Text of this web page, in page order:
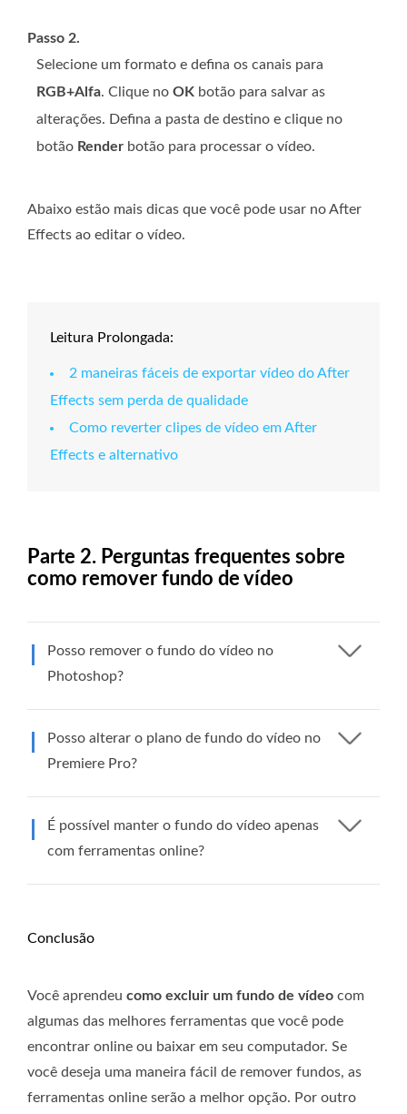
Passo 2.
Selecione um formato e defina os canais para
RGB+Alfa. Clique no OK botão para salvar as
alterações. Defina a pasta de destino e clique no
botão Render botão para processar o vídeo.
Abaixo estão mais dicas que você pode usar no After
Effects ao editar o vídeo.
Leitura Prolongada:
2 maneiras fáceis de exportar vídeo do After
Effects sem perda de qualidade
Como reverter clipes de vídeo em After
Effects e alternativo
Parte 2. Perguntas frequentes sobre
como remover fundo de vídeo
Posso remover o fundo do vídeo no
Photoshop?
Posso alterar o plano de fundo do vídeo no
Premiere Pro?
É possível manter o fundo do vídeo apenas
com ferramentas online?
Conclusão
Você aprendeu como excluir um fundo de vídeo com
algumas das melhores ferramentas que você pode
encontrar online ou baixar em seu computador. Se
você deseja uma maneira fácil de remover fundos, as
ferramentas online serão a melhor opção. Por outro